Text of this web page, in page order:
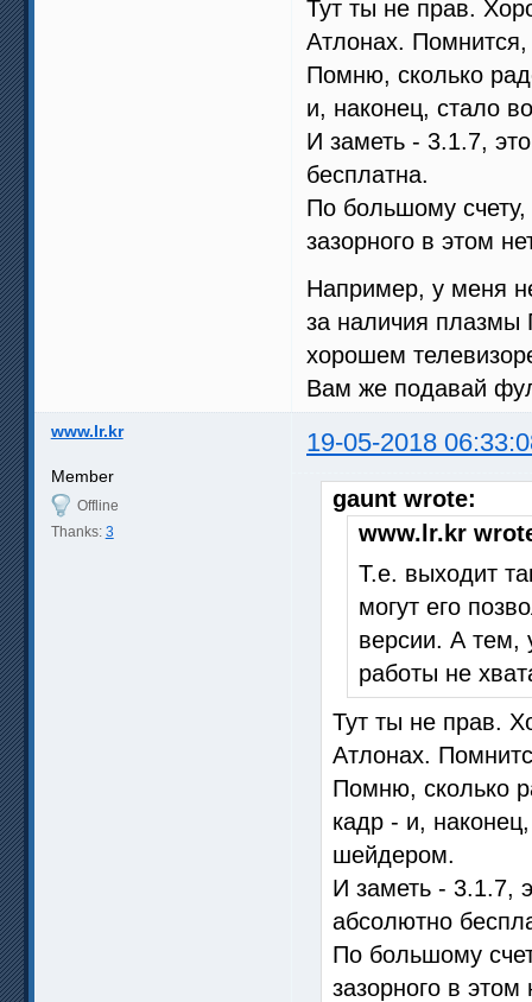
Тут ты не прав.
Атлонах.
Помню, сколько
и, наконец, стало
И заметь - 3.1.7,
бесплатна.
По большому
зазорного в этом
Например, у меня
за наличия плазмы
хорошем
Вам же подавай
www.lr.kr 19-05-2018
Member
Offline
Thanks: 3
gaunt wrote:
www.lr.kr
Т.е. выходит
могут его
версии. А тем,
работы не
Тут ты не прав.
Атлонах.
Помню, сколько
кадр - и,
шейдером.
И заметь - 3.1.7,
абсолютно
По большому
зазорного в этом